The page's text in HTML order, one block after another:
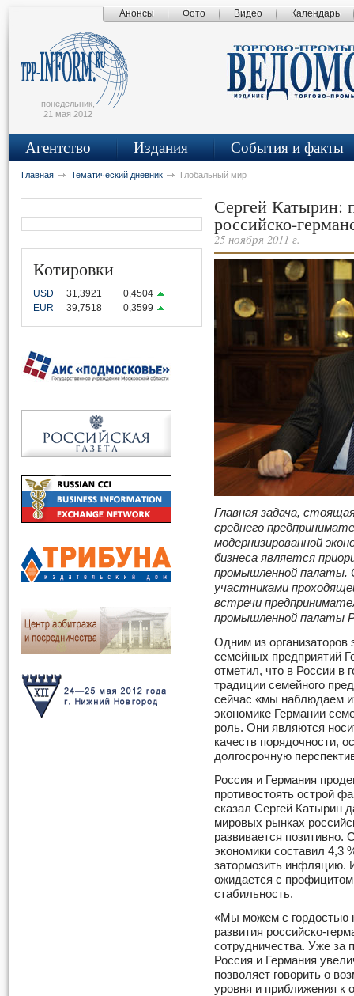
Анонсы Фото Видео Календарь
понедельник,
21 мая 2012
Агентство Издания События и факты
Главная Тематический дневник Глобальный мир
Котировки
USD 31,3921
0,4504
EUR
39,7518 0,3599
Сергей Катырин:
российско-
25 ноября 2011 г.
Главная задача,
среднего
модернизированной
бизнеса является
промышленной палаты.
участниками
встречи
промышленной палаты
Одним из организаторов
семейных предприятий
отметил, что в России в
традиции семейного
сейчас «мы наблюдаем
экономике Германии
роль. Они являются
качеств порядочности,
долгосрочную
Россия и Германия
противостоять острой
сказал Сергей Катырин
мировых рынках
развивается позитивно.
экономики составил 4,3
затормозить инфляцию.
ожидается с
стабильность.
«Мы можем с гордостью
развития российско-
сотрудничества. Уже за
Россия и Германия
позволяет говорить о
уровня и приближения к